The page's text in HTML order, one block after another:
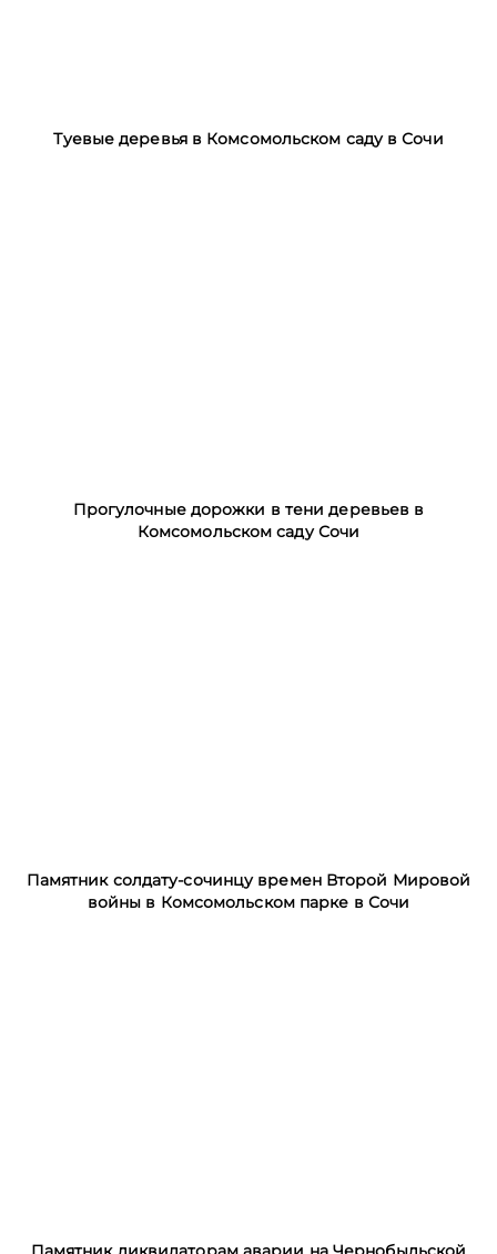
Туевые деревья в Комсомольском саду в Сочи
Прогулочные дорожки в тени деревьев в
Комсомольском саду Сочи
Памятник солдату-сочинцу времен Второй Мировой
войны в Комсомольском парке в Сочи